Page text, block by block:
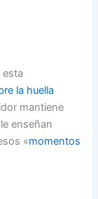
esta
la huella
mantiene
enseñan
«momentos